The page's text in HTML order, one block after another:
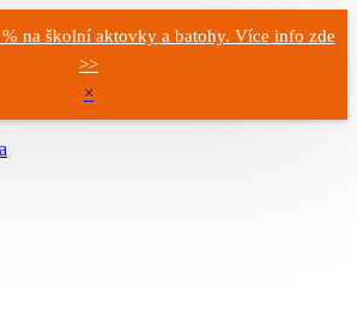
na školní aktovky a batohy. Více info zde
>>
×